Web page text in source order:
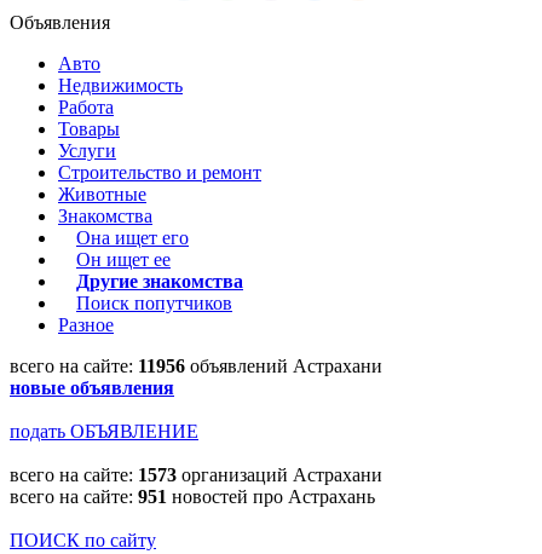
Объявления
Авто
Недвижимость
Работа
Товары
Услуги
Строительство и ремонт
Животные
Знакомства
Она ищет его
Он ищет ее
Другие знакомства
Поиск попутчиков
Разное
всего на сайте: 11956 объявлений Астрахани
новые объявления
подать ОБЪЯВЛЕНИЕ
всего на сайте: 1573 организаций Астрахани
всего на сайте: 951 новостей про Астрахань
ПОИСК по сайту